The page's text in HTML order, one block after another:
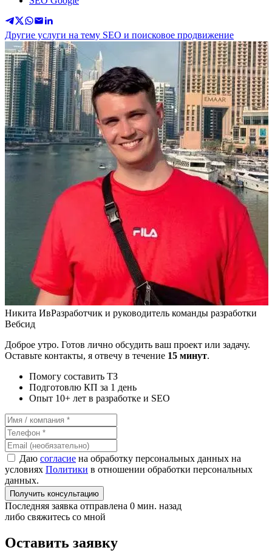
Другие услуги на тему SEO и поисковое продвижение
Никита ИвРазработчик и руководитель команды разработки
Вебсид
Доброе утро. Готов лично обсудить ваш проект или задачу.
Оставьте контакты, я отвечу в течение 15 минут.
Помогу составить ТЗ
Подготовлю КП за 1 день
Опыт 10+ лет в разработке и SEO
Даю согласие на обработку персональных данных на
условиях Политики в отношении обработки персональных
данных.
Получить консультацию
Последняя заявка отправлена 0 мин. назад
либо свяжитесь со мной
Оставить заявку